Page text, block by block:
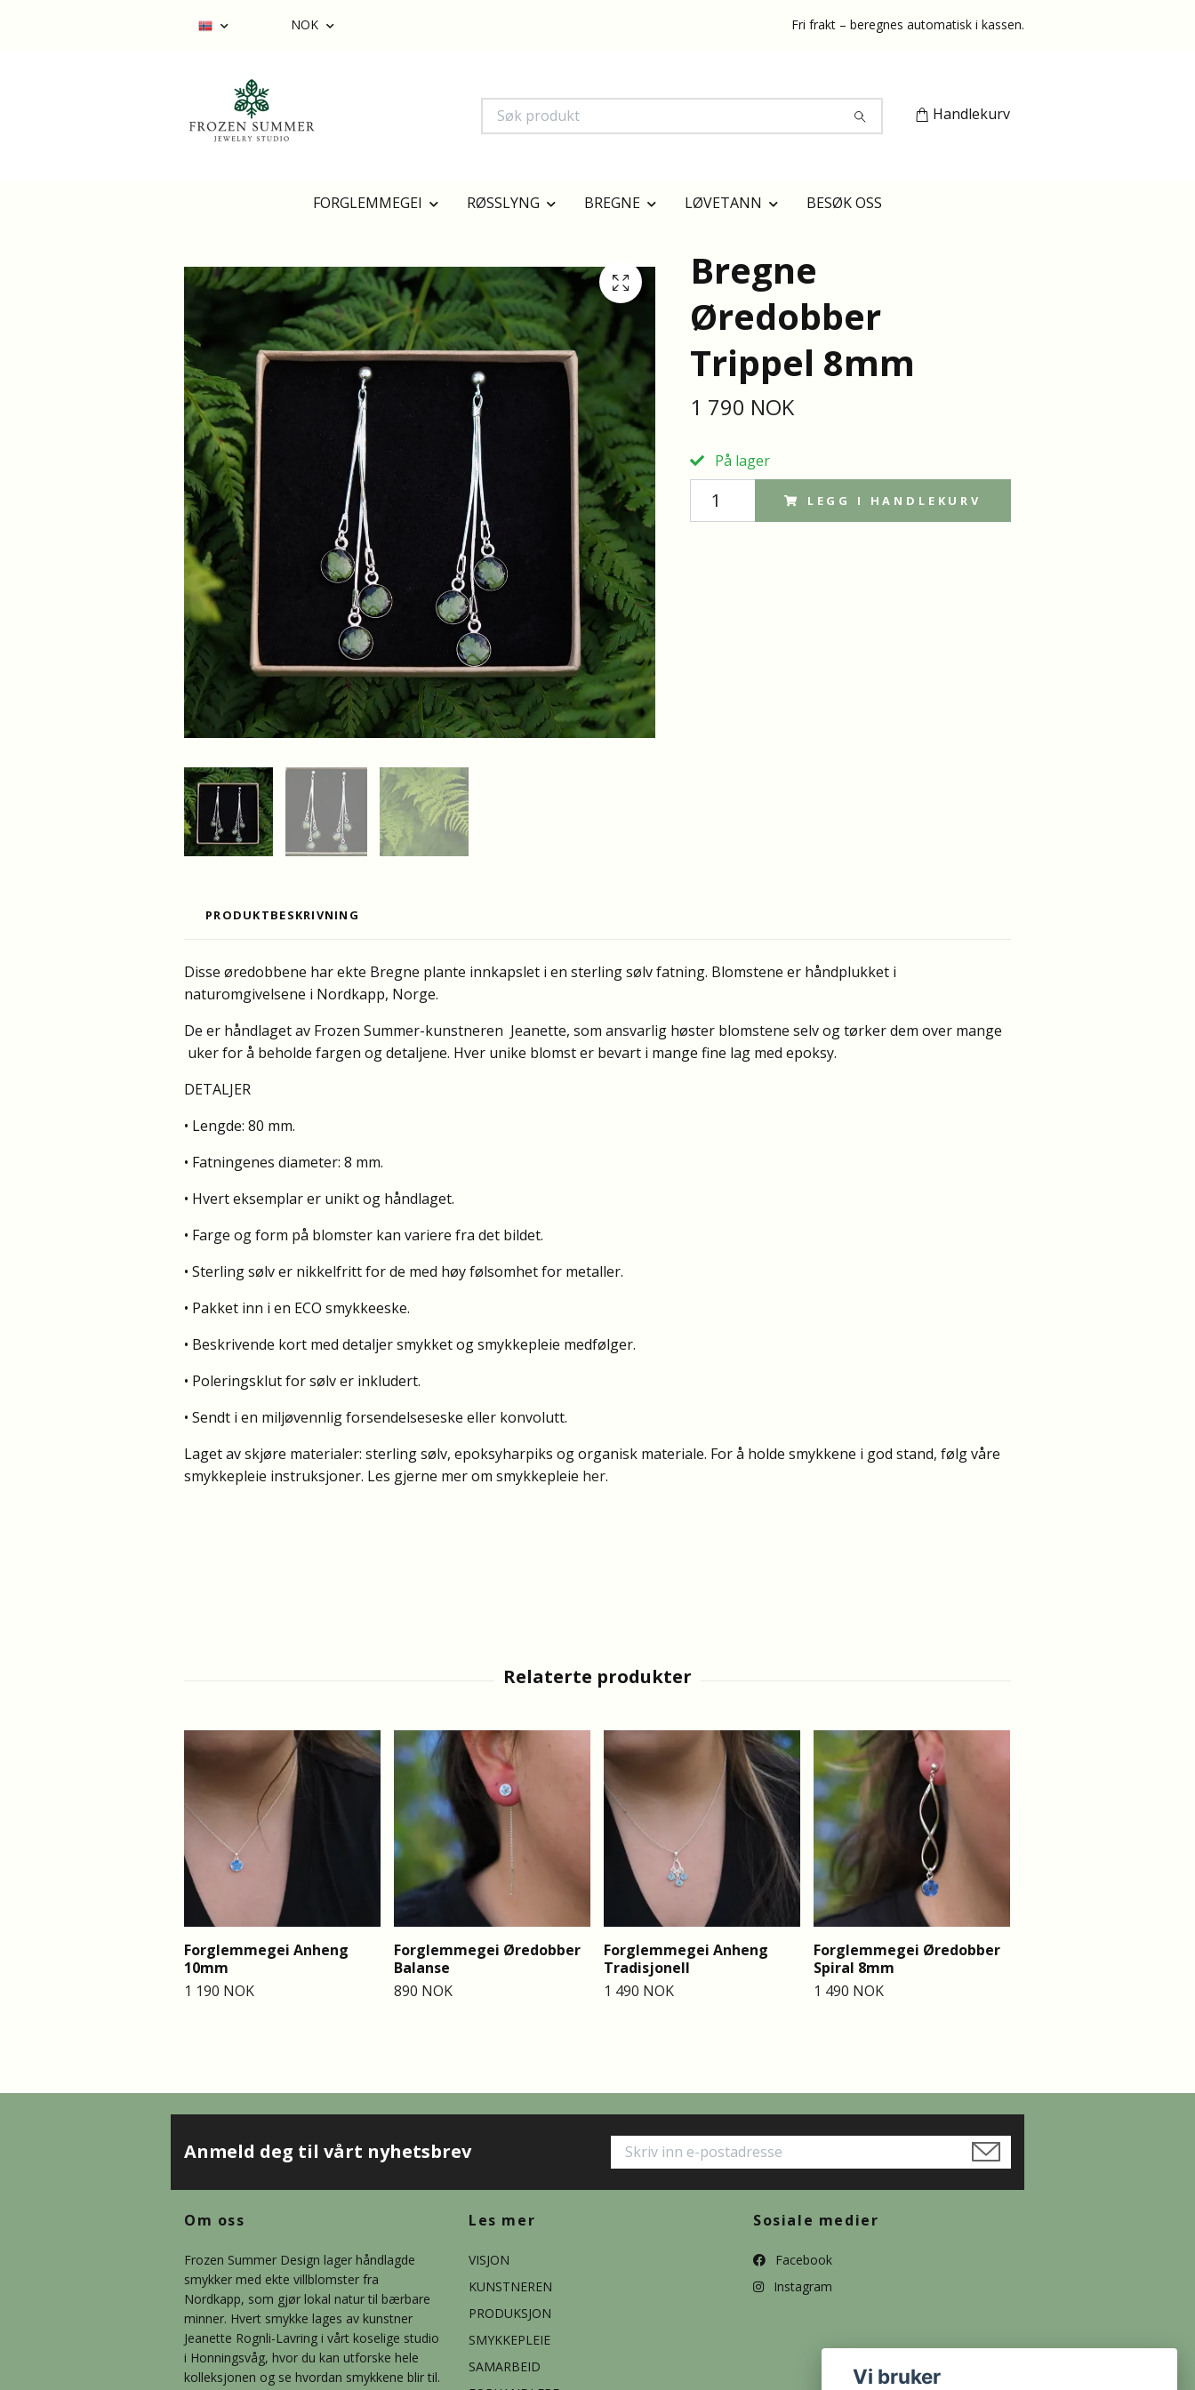
NOK Fri frakt – beregnes automatisk i kassen.
Handlekurv
FORGLEMMEGEI RØSSLYNG BREGNE LØVETANN BESØK OSS
Bregne
Øredobber
Trippel 8mm
1 790 NOK
På lager
LEGG I HANDLEKURV
PRODUKTBESKRIVNING
Disse øredobbene har ekte Bregne plante innkapslet i en sterling sølv fatning. Blomstene er håndplukket i
naturomgivelsene i Nordkapp, Norge.
De er håndlaget av Frozen Summer-kunstneren Jeanette, som ansvarlig høster blomstene selv og tørker dem over mange
uker for å beholde fargen og detaljene. Hver unike blomst er bevart i mange fine lag med epoksy.
DETALJER
• Lengde: 80 mm.
• Fatningenes diameter: 8 mm.
• Hvert eksemplar er unikt og håndlaget.
• Farge og form på blomster kan variere fra det bildet.
• Sterling sølv er nikkelfritt for de med høy følsomhet for metaller.
• Pakket inn i en ECO smykkeeske.
• Beskrivende kort med detaljer smykket og smykkepleie medfølger.
• Poleringsklut for sølv er inkludert.
• Sendt i en miljøvennlig forsendelseseske eller konvolutt.
Laget av skjøre materialer: sterling sølv, epoksyharpiks og organisk materiale. For å holde smykkene i god stand, følg våre
smykkepleie instruksjoner. Les gjerne mer om smykkepleie her.
Forglemmegei Anheng
10mm
1 190 NOK
Forglemmegei Øredobber
Balanse
890 NOK
Forglemmegei Anheng
Tradisjonell
1 490 NOK
Forglemmegei Øredobber
Spiral 8mm
1 490 NOK
Anmeld deg til vårt nyhetsbrev
Om oss
Frozen Summer Design lager håndlagde
smykker med ekte villblomster fra
Nordkapp, som gjør lokal natur til bærbare
minner. Hvert smykke lages av kunstner
Jeanette Rognli-Lavring i vårt koselige studio
i Honningsvåg, hvor du kan utforske hele
kolleksjonen og se hvordan smykkene blir til.
Les mer
VISJON
KUNSTNEREN
PRODUKSJON
SMYKKEPLEIE
SAMARBEID
Sosiale medier
Facebook
Instagram
Vi bruker